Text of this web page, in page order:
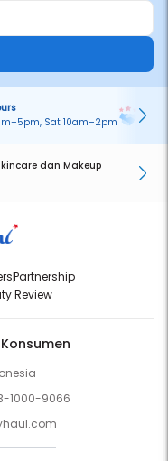
Sat 10am–2pm
dan Makeup
Partnership
Review
1000-9066